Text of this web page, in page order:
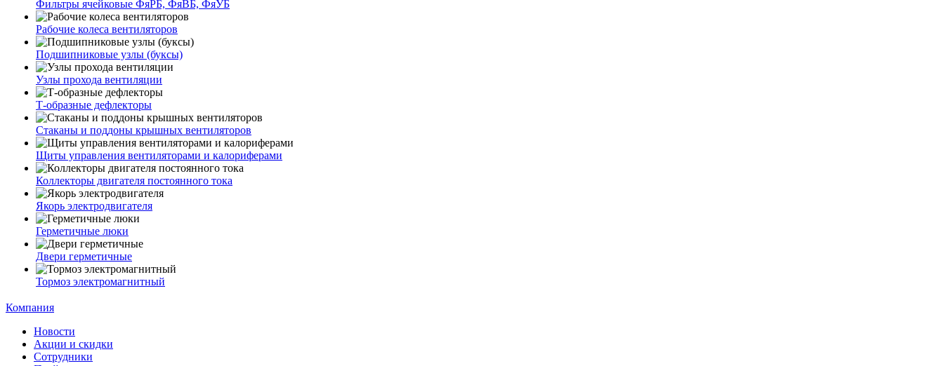
Фильтры ячейковые ФяРБ, ФяВБ, ФяУБ
Рабочие колеса вентиляторов
Подшипниковые узлы (буксы)
Узлы прохода вентиляции
Т-образные дефлекторы
Стаканы и поддоны крышных вентиляторов
Щиты управления вентиляторами и калориферами
Коллекторы двигателя постоянного тока
Якорь электродвигателя
Герметичные люки
Двери герметичные
Тормоз электромагнитный
Компания
Новости
Акции и скидки
Сотрудники